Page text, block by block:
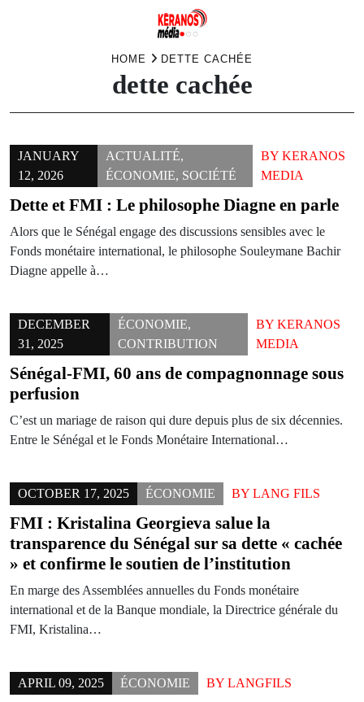
HOME DETTE CACHÉE
dette cachée
JANUARY
12, 2026
ACTUALITÉ,
ÉCONOMIE, SOCIÉTÉ
BY KERANOS
MEDIA
Dette et FMI : Le philosophe Diagne en parle
Alors que le Sénégal engage des discussions sensibles avec le
Fonds monétaire international, le philosophe Souleymane Bachir
Diagne appelle à…
DECEMBER
31, 2025
ÉCONOMIE,
CONTRIBUTION
BY KERANOS
MEDIA
Sénégal-FMI, 60 ans de compagnonnage sous
perfusion
C’est un mariage de raison qui dure depuis plus de six décennies.
Entre le Sénégal et le Fonds Monétaire International…
OCTOBER 17, 2025 ÉCONOMIE BY LANG FILS
FMI : Kristalina Georgieva salue la
transparence du Sénégal sur sa dette « cachée
» et confirme le soutien de l’institution
En marge des Assemblées annuelles du Fonds monétaire
international et de la Banque mondiale, la Directrice générale du
FMI, Kristalina…
APRIL 09, 2025 ÉCONOMIE BY LANGFILS